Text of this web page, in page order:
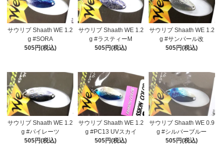
サウリブ Shaath WE 1.2
g #SORA
505円(税込)
サウリブ Shaath WE 1.2
g #ラスティーM
505円(税込)
サウリブ Shaath WE 1.2
g #サンパール改
505円(税込)
サウリブ Shaath WE 1.2
g #パイレーツ
505円(税込)
サウリブ Shaath WE 1.2
g #PC13 UVスカイ
505円(税込)
サウリブ Shaath WE 0.9
g #シルバーブルー
505円(税込)